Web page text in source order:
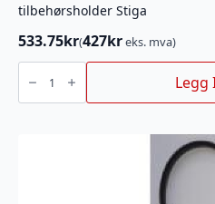
tilbehørsholder Stiga
533.75kr(427kreks. mva)
tilbehørsholder
antall Legg